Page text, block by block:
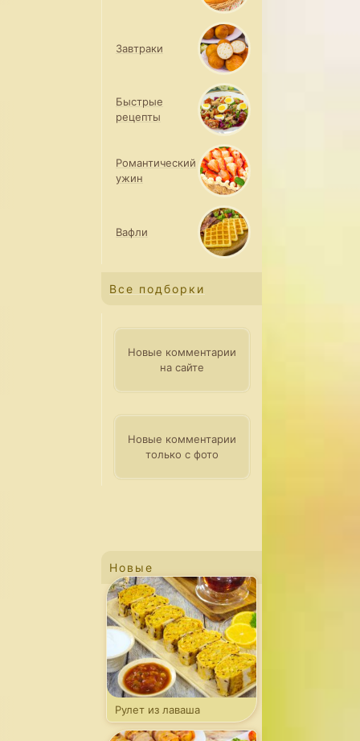
Завтраки
Быстрые
рецепты
Романтический
ужин
Вафли
Все подборки
Новые комментарии
на сайте
Новые комментарии
только с фото
Новые
Рулет из лаваша
с капустой